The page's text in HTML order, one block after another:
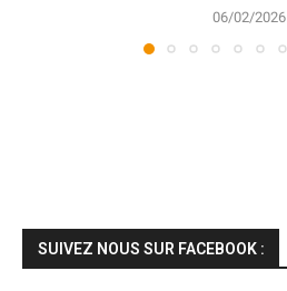
06/02/2026
SUIVEZ NOUS SUR FACEBOOK :